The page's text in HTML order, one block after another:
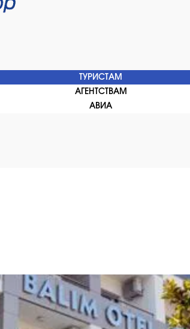
ТУРИСТАМ
АГЕНТСТВАМ
АВИА